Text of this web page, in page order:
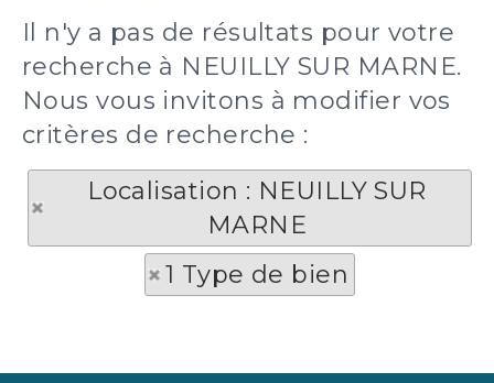
Il n'y a pas de résultats pour votre
recherche à NEUILLY SUR MARNE.
Nous vous invitons à modifier vos
critères de recherche :
Localisation : NEUILLY SUR
MARNE
1 Type de bien